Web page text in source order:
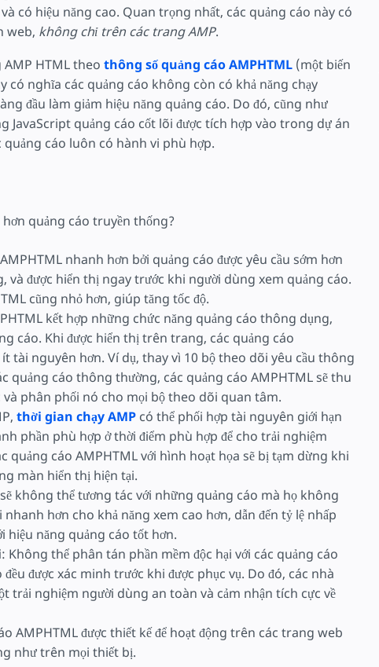
có hiệu năng cao. Quan trọng nhất, các quảng cáo này có
web, không chỉ trên các trang AMP.
AMP HTML theo thông số quảng cáo AMPHTML(một biến
có nghĩa các quảng cáo không còn có khả năng chạy
đầu làm giảm hiệu năng quảng cáo. Do đó, cũng như
JavaScript quảng cáo cốt lõi được tích hợp vào trong dự án
quảng cáo luôn có hành vi phù hợp.
quảng cáo truyền thống?
nhanh hơn bởi quảng cáo được yêu cầu sớm hơn
được hiển thị ngay trước khi người dùng xem quảng cáo.
cũng nhỏ hơn, giúp tăng tốc độ.
kết hợp những chức năng quảng cáo thông dụng,
cáo. Khi được hiển thị trên trang, các quảng cáo
tài nguyên hơn. Ví dụ, thay vì 10 bộ theo dõi yêu cầu thông
cáo thông thường, các quảng cáo AMPHTML sẽ thu
phân phối nó cho mọi bộ theo dõi quan tâm.
thời gian chạy AMPcó thể phối hợp tài nguyên giới hạn
phần phù hợp ở thời điểm phù hợp để cho trải nghiệm
quảng cáo AMPHTML với hình hoạt họa sẽ bị tạm dừng khi
màn hiển thị hiện tại.
không thể tương tác với những quảng cáo mà họ không
hơn cho khả năng xem cao hơn, dẫn đến tỷ lệ nhấp
hiệu năng quảng cáo tốt hơn.
: Không thể phân tán phần mềm độc hại với các quảng cáo
được xác minh trước khi được phục vụ. Do đó, các nhà
trải nghiệm người dùng an toàn và cảm nhận tích cực về
AMPHTML được thiết kế để hoạt động trên các trang web
như trên mọi thiết bị.